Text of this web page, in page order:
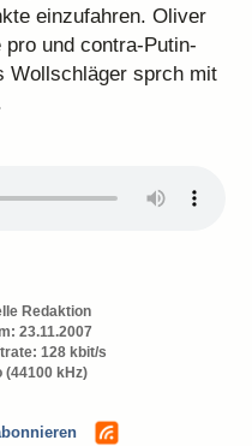
einzufahren. Oliver
und contra-Putin-
Wollschläger sprch mit
Redaktion
23.11.2007
128 kbit/s
(44100 kHz)